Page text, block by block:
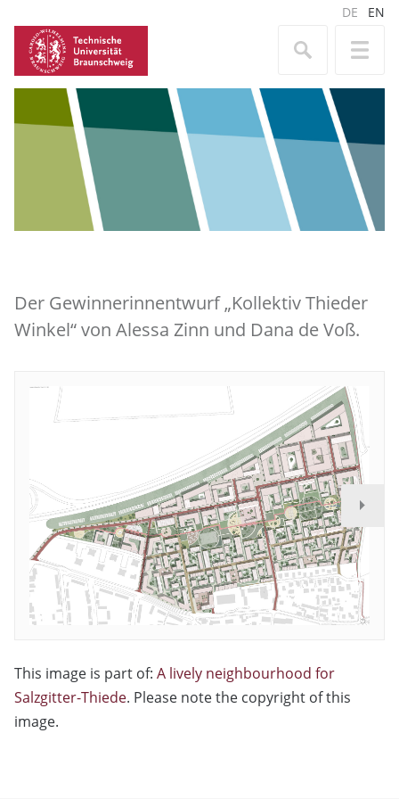
DE EN
Der Gewinnerinnentwurf „Kollektiv Thieder
Winkel“ von Alessa Zinn und Dana de Voß.
This image is part of: A lively neighbourhood for
Salzgitter-Thiede. Please note the copyright of this
image.